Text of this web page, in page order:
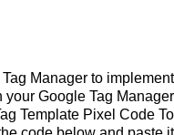
Manager to implement
your Google Tag Manager
Template Pixel Code To